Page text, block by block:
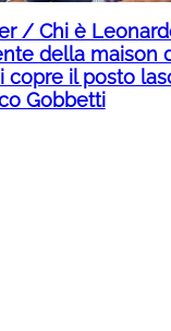
/ Chi è
della maison
copre il posto
Gobbetti